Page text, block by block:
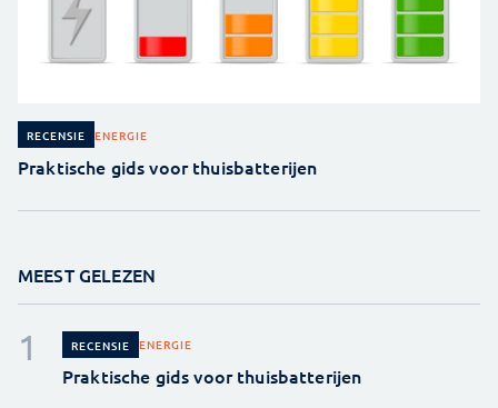
RECENSIE ENERGIE
Praktische gids voor thuisbatterijen
MEEST GELEZEN
RECENSIE ENERGIE
Praktische gids voor thuisbatterijen